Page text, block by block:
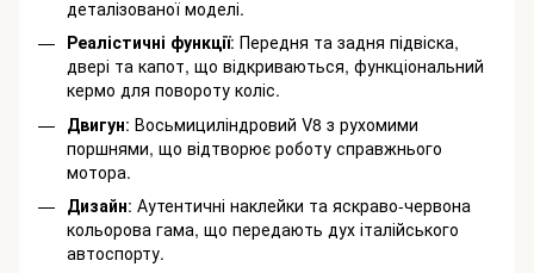
деталізованої моделі.
Реалістичні функції: Передня та задня підвіска,
двері та капот, що відкриваються, функціональний
кермо для повороту коліс.
Двигун: Восьмициліндровий V8 з рухомими
поршнями, що відтворює роботу справжнього
мотора.
Дизайн: Аутентичні наклейки та яскраво-червона
кольорова гама, що передають дух італійського
автоспорту.